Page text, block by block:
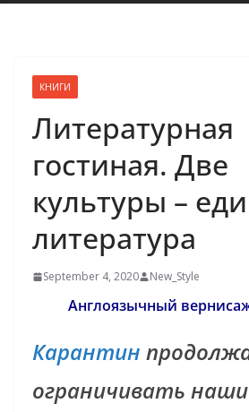
КНИГИ
Литературная
гостиная. Две
культуры –
литература
September 4, 2020 New_Style
Англоязычный
Карантин
ограничивать